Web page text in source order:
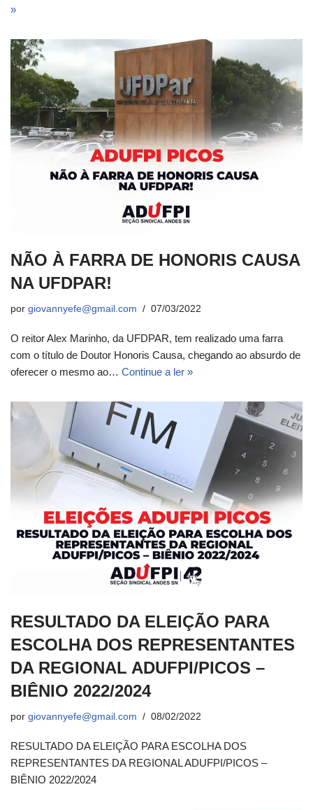
»
NÃO À FARRA DE HONORIS CAUSA
NA UFDPAR!
por giovannyefe@gmail.com 07/03/2022
O reitor Alex Marinho, da UFDPAR, tem realizado uma farra
com o título de Doutor Honoris Causa, chegando ao absurdo de
oferecer o mesmo ao… Continue a ler »
RESULTADO DA ELEIÇÃO PARA
ESCOLHA DOS REPRESENTANTES
DA REGIONAL ADUFPI/PICOS –
BIÊNIO 2022/2024
por giovannyefe@gmail.com 08/02/2022
RESULTADO DA ELEIÇÃO PARA ESCOLHA DOS
REPRESENTANTES DA REGIONAL ADUFPI/PICOS –
BIÊNIO 2022/2024